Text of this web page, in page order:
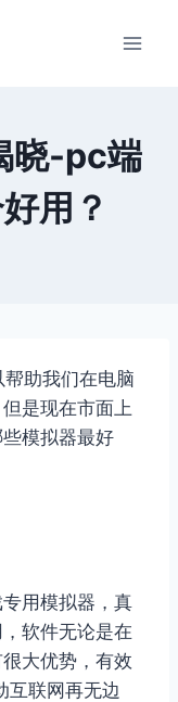
晓-pc端
用？
助我们在电脑
是现在市面上
模拟器最好
用模拟器，真
软件无论是在
大优势，有效
互联网再无边